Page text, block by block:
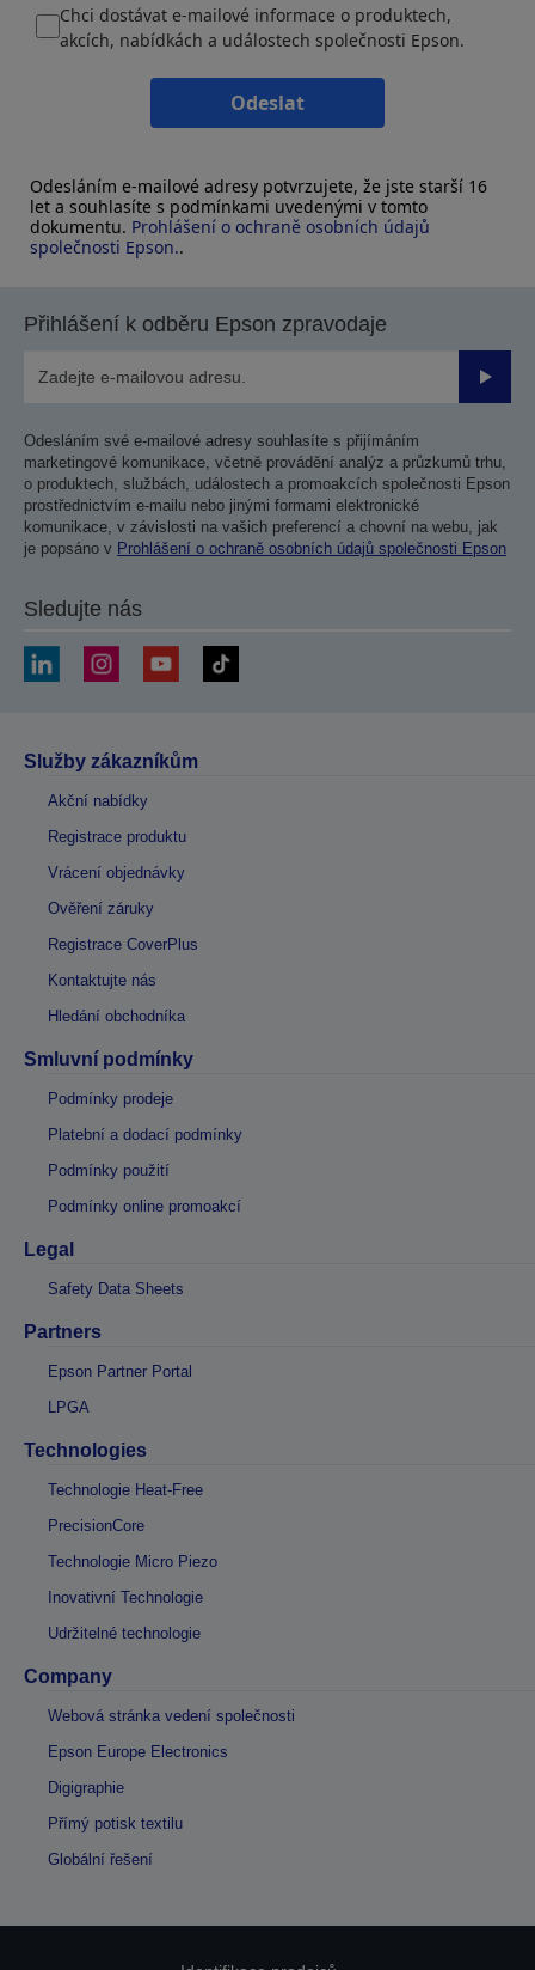
Chci dostávat e-mailové informace o produktech,
akcích, nabídkách a událostech společnosti Epson.
Odeslat
Odesláním e-mailové adresy potvrzujete, že jste starší 16
let a souhlasíte s podmínkami uvedenými v tomto
dokumentu. Prohlášení o ochraně osobních údajů
společnosti Epson..
Přihlášení k odběru Epson zpravodaje
Odesláním své e-mailové adresy souhlasíte s přijímáním
marketingové komunikace, včetně provádění analýz a průzkumů trhu,
o produktech, službách, událostech a promoakcích společnosti Epson
prostřednictvím e-mailu nebo jinými formami elektronické
komunikace, v závislosti na vašich preferencí a chovní na webu, jak
je popsáno v Prohlášení o ochraně osobních údajů společnosti Epson
Sledujte nás
Služby zákazníkům
Akční nabídky
Registrace produktu
Vrácení objednávky
Ověření záruky
Registrace CoverPlus
Kontaktujte nás
Hledání obchodníka
Smluvní podmínky
Podmínky prodeje
Platební a dodací podmínky
Podmínky použití
Podmínky online promoakcí
Legal
Safety Data Sheets
Partners
Epson Partner Portal
LPGA
Technologies
Technologie Heat-Free
PrecisionCore
Technologie Micro Piezo
Inovativní Technologie
Udržitelné technologie
Company
Webová stránka vedení společnosti
Epson Europe Electronics
Digigraphie
Přímý potisk textilu
Globální řešení